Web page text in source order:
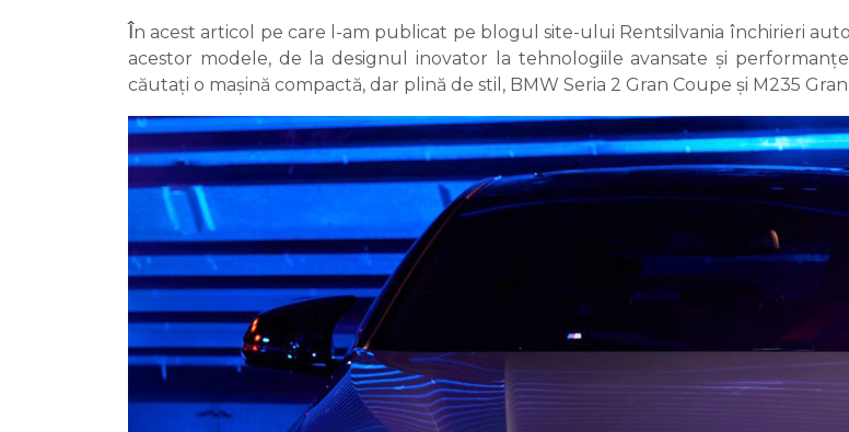
În acest articol pe care l-am publicat pe blogul site-ului Rentsilvania închirieri
acestor modele, de la designul inovator la tehnologiile avansate și
căutați o mașină compactă, dar plină de stil, BMW Seria 2 Gran Coupe și M235